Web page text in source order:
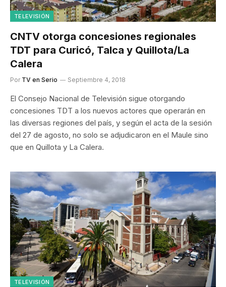
TELEVISIÓN
CNTV otorga concesiones regionales
TDT para Curicó, Talca y Quillota/La
Calera
Por TV en Serio Septiembre 4, 2018
El Consejo Nacional de Televisión sigue otorgando
concesiones TDT a los nuevos actores que operarán en
las diversas regiones del país, y según el acta de la sesión
del 27 de agosto, no solo se adjudicaron en el Maule sino
que en Quillota y La Calera.
TELEVISIÓN